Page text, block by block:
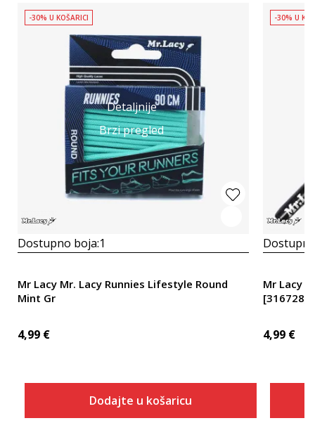
Detaljnije
Brzi pregled
-30% U KOŠARICI
Dostupno boja:1
Mr Lacy Mr. Lacy Runnies Lifestyle Round
Mint Gr
4,99 €
Dodajte u košaricu
-30% U
Mr Lacy
[316728_
4,99 €